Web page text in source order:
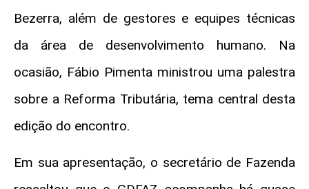
Bezerra, além de gestores e equipes técnicas
da área de desenvolvimento humano. Na
ocasião, Fábio Pimenta ministrou uma palestra
sobre a Reforma Tributária, tema central desta
edição do encontro.
Em sua apresentação, o secretário de Fazenda